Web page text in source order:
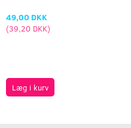
49,00 DKK
(39,20 DKK)
Læg i kurv